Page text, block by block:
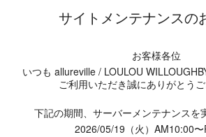
サイトメンテナンスの
お客様各位
いつも allureville / LOULOU
ご利用いただき誠にありがとうご
下記の期間、サーバーメンテナンスを
2026/05/19（火）AM10:00